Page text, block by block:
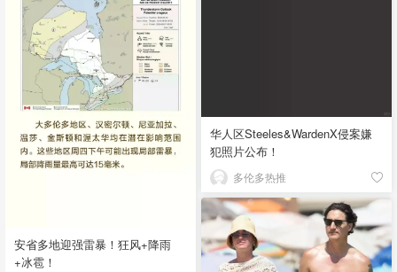
华人区Steeles&WardenX侵案嫌
犯照片公布！
多伦多热推
安省多地迎强雷暴！狂风+降雨
+冰雹！